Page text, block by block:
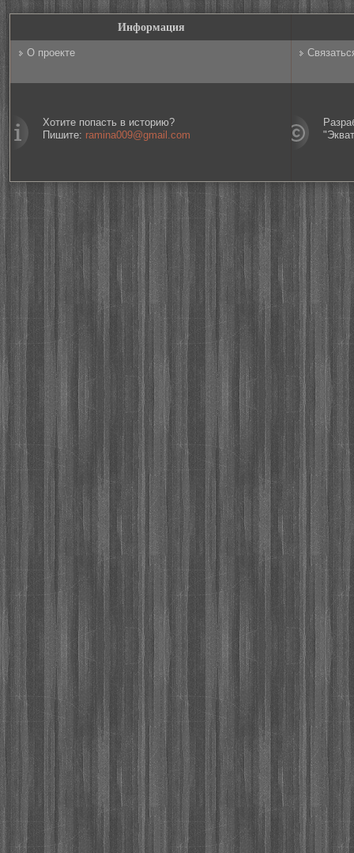
Информация
О проекте
Хотите попасть в историю?
Пишите: ramina009@gmail.com